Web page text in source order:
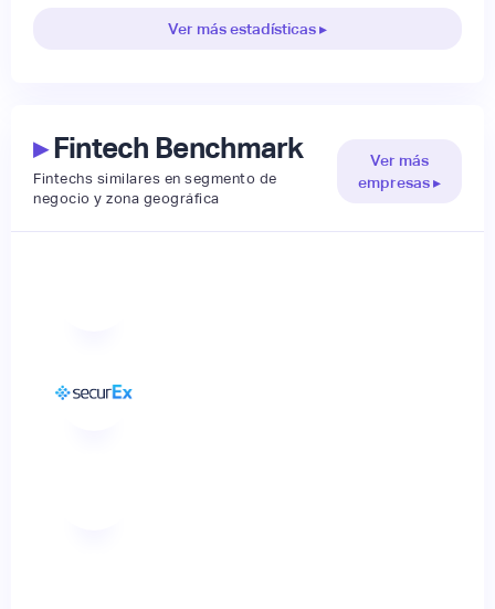
Ver más estadísticas ▸
▸Fintech Benchmark
Fintechs similares en segmento de
negocio y zona geográfica
Ver más
empresas ▸